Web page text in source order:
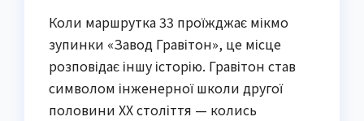
Коли маршрутка 33 проїжджає мікмо
зупинки «Завод Гравітон», це місце
розповідає іншу історію. Гравітон став
символом інженерної школи другої
половини XX століття — колись